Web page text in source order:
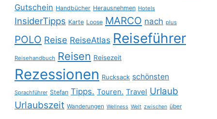
Gutschein Handbücher Herausnehmen Hotels
InsiderTipps Karte Loose MARCO nach plus
POLO Reise ReiseAtlas Reiseführer
Reisehandbuch Reisen Reisezeit
Rezessionen Rucksack schönsten
Sprachführer Stefan Tipps. Touren. Travel Urlaub
Urlaubszeit Wanderungen Wellness Welt zwischen über